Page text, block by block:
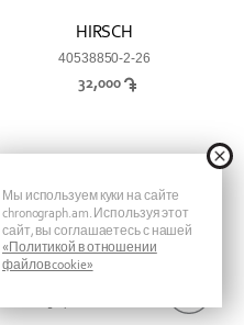
HIRSCH
40538850-2-26
32,000
Мы используем куки на сайте
chronograph.am. Используя этот
сайт, вы соглашаетесь с нашей
«Политикой в отношении
файлов cookie»
ХРОНОГРАФ
Chronograph.